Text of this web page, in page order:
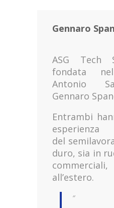
Gennaro
ASG
fondata
Antonio
Gennaro
Entrambi
esperienza
del
duro, sia in
all’estero.
“